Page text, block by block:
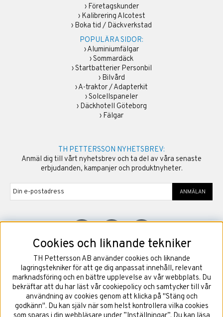
› Företagskunder
› Kalibrering Alcotest
› Boka tid / Däckverkstad
POPULÄRA SIDOR:
›Aluminiumfälgar
›Sommardäck
›Startbatterier Personbil
› Bilvård
›A-traktor / Adapterkit
›Solcellspaneler
› Däckhotell Göteborg
› Fälgar
TH PETTERSSON NYHETSBREV:
Anmäl dig till vårt nyhetsbrev och ta del av våra senaste
erbjudanden, kampanjer och produktnyheter.
ANMÄLAN
©2026Copyright TH Pettersson AB
Cookies och liknande tekniker
TH Pettersson AB använder cookies och liknande
lagringstekniker för att ge dig anpassat innehåll, relevant
marknadsföring och en bättre upplevelse av vår webbplats. Du
bekräftar att du har läst vår cookiepolicy och samtycker till vår
användning av cookies genom att klicka på "Stäng och
godkänn". Du kan själv när som helst kontrollera vilka cookies